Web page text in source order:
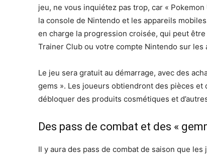
jeu, ne vous inquiétez pas trop, car «
la console de Nintendo et les appareils
en charge la progression croisée, qui peut
Trainer Club ou votre compte Nintendo sur
Le jeu sera gratuit au démarrage, avec des
gems ». Les joueurs obtiendront des pièces
débloquer des produits cosmétiques et
Des pass de combat et des «
Il y aura des pass de combat de saison que